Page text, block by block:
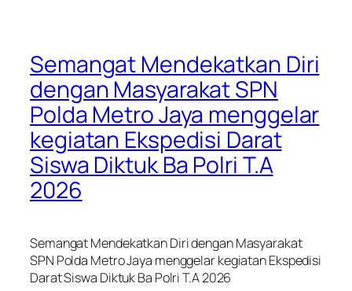
Semangat Mendekatkan Diri
dengan Masyarakat SPN
Polda Metro Jaya menggelar
kegiatan Ekspedisi Darat
Siswa Diktuk Ba Polri T.A
2026
Semangat Mendekatkan Diri dengan Masyarakat
SPN Polda Metro Jaya menggelar kegiatan Ekspedisi
Darat Siswa Diktuk Ba Polri T.A 2026